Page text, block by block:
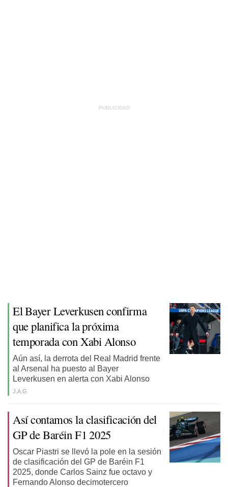
El Bayer Leverkusen confirma
que planifica la próxima
temporada con Xabi Alonso
Aún así, la derrota del Real Madrid frente
al Arsenal ha puesto al Bayer
Leverkusen en alerta con Xabi Alonso
J.A.G
Así contamos la clasificación del
GP de Baréin F1 2025
Oscar Piastri se llevó la pole en la sesión
de clasificación del GP de Baréin F1
2025, donde Carlos Sainz fue octavo y
Fernando Alonso decimotercero